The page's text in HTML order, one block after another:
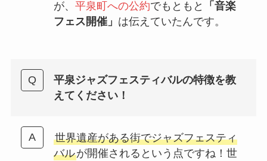
が、 平泉町への公約でもともと
「音楽
フェス開催」 は伝えていたんです。
平泉ジャズフェスティバルの特徴を教
えてください！
世界遺産がある街でジャズフェスティ
バルが開催されるという点ですね！世